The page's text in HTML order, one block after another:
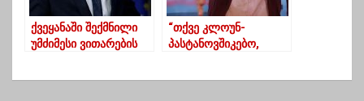
ქვეყანაში შექმნილი
უმძიმესი ვითარების
“თქვე კლოუნ-
პასტანოვშიკებო,